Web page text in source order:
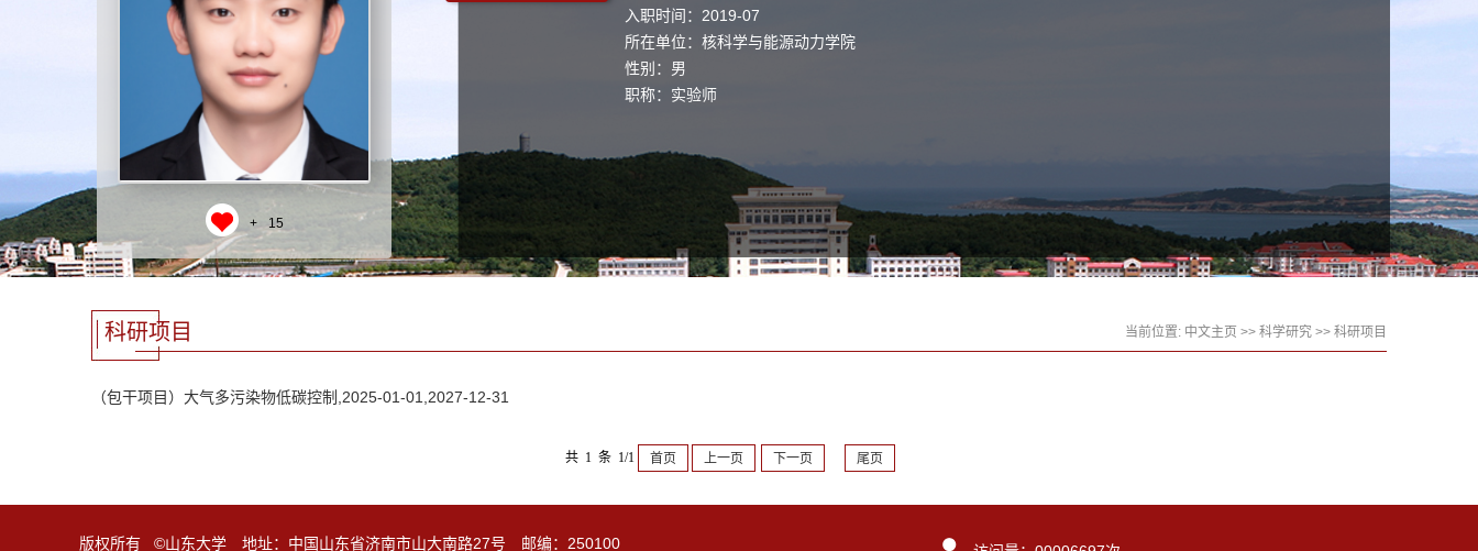
+ 15
入职时间：2019-07
所在单位：核科学与能源动力学院
性别：男
职称：实验师
科研项目 当前位置: 中文主页 >> 科学研究 >> 科研项目
（包干项目）大气多污染物低碳控制,2025-01-01,2027-12-31
共 1 条 1/1 首页 上一页 下一页 尾页
版权所有 ©山东大学 地址：中国山东省济南市山大南路27号 邮编：250100